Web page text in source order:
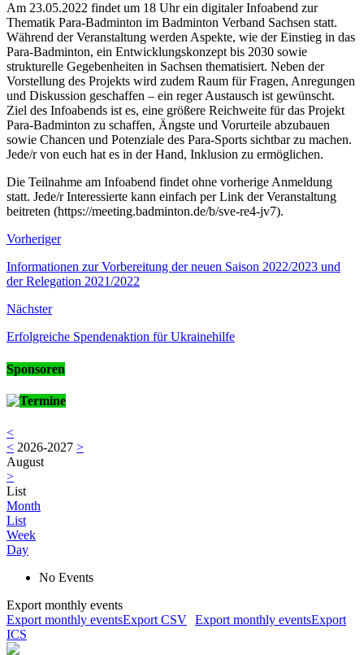
Am 23.05.2022 findet um 18 Uhr ein digitaler Infoabend zur
Thematik Para-Badminton im Badminton Verband Sachsen statt.
Während der Veranstaltung werden Aspekte, wie der Einstieg in das
Para-Badminton, ein Entwicklungskonzept bis 2030 sowie
strukturelle Gegebenheiten in Sachsen thematisiert. Neben der
Vorstellung des Projekts wird zudem Raum für Fragen, Anregungen
und Diskussion geschaffen – ein reger Austausch ist gewünscht.
Ziel des Infoabends ist es, eine größere Reichweite für das Projekt
Para-Badminton zu schaffen, Ängste und Vorurteile abzubauen
sowie Chancen und Potenziale des Para-Sports sichtbar zu machen.
Jede/r von euch hat es in der Hand, Inklusion zu ermöglichen.
Die Teilnahme am Infoabend findet ohne vorherige Anmeldung
statt. Jede/r Interessierte kann einfach per Link der Veranstaltung
beitreten (https://meeting.badminton.de/b/sve-re4-jv7).
Vorheriger
Informationen zur Vorbereitung der neuen Saison 2022/2023 und
der Relegation 2021/2022
Nächster
Erfolgreiche Spendenaktion für Ukrainehilfe
Sponsoren
Termine
<
< 2026-2027 >
August
>
List
Month
List
Week
Day
No Events
Export monthly events
Export monthly eventsExport CSV Export monthly eventsExport
ICS